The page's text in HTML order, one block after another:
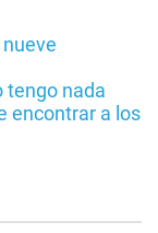
tengo nada
encontrar a los